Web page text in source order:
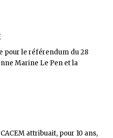
pour le référendum du 28
Marine Le Pen et la
attribuait, pour 10 ans,